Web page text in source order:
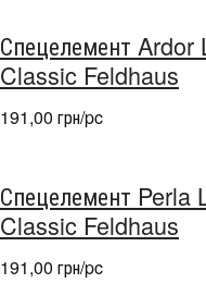
Спецелемент
Classic Feldhaus
191,00 грн/pc
Спецелемент
Classic Feldhaus
191,00 грн/pc